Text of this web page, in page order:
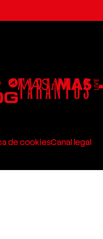
de cookiesCanal legal